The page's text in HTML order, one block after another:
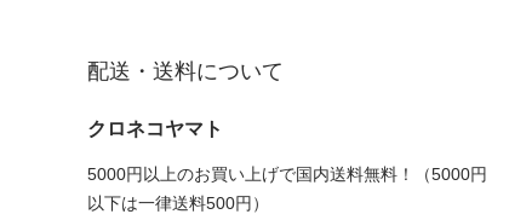
配送・送料について
クロネコヤマト
5000円以上のお買い上げで国内送料無料！（5000円
以下は一律送料500円）